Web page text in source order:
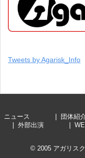
Tweets by Agarisk_Info
ニュース 団体
外部出演
© 2005 アガリス